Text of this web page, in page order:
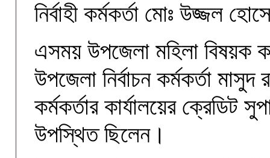
নির্বাহী কর্মকর্তা মোঃ উজ্জল
এসময় উপজেলা মহিলা বিষয়ক
উপজেলা নির্বাচন কর্মকর্তা
কর্মকর্তার কার্যালয়ের
উপস্থিত ছিলেন।